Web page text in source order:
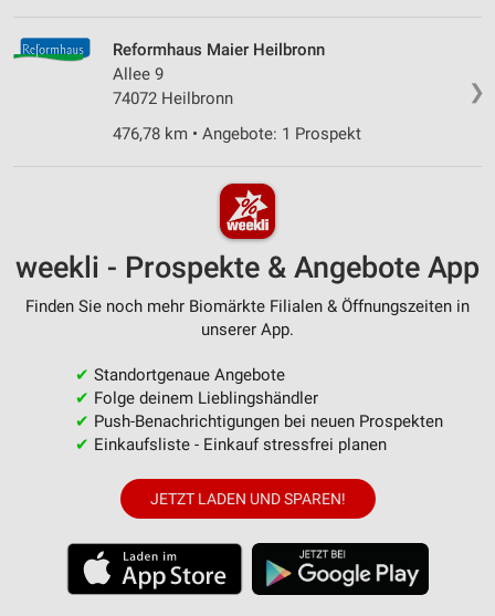
❯
Reformhaus Maier Heilbronn
Allee 9
74072 Heilbronn
476,78 km • Angebote: 1 Prospekt
weekli - Prospekte & Angebote App
Finden Sie noch mehr Biomärkte Filialen & Öffnungszeiten in
unserer App.
✔ Standortgenaue Angebote
✔ Folge deinem Lieblingshändler
✔ Push-Benachrichtigungen bei neuen Prospekten
✔ Einkaufsliste - Einkauf stressfrei planen
JETZT LADEN UND SPAREN!